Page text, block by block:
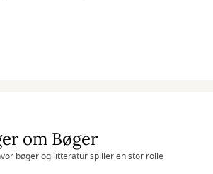
om Bøger
bøger og litteratur spiller en stor rolle